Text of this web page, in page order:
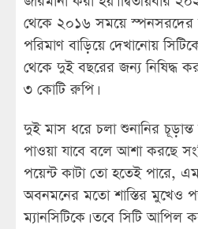
থেকে ২০১৬ সময়ে স্পনসরদের
পরিমাণ বাড়িয়ে দেখানোয়
থেকে দুই বছরের জন্য নিষিদ্ধ
৩ কোটি রুপি।
দুই মাস ধরে চলা শুনানির
পাওয়া যাবে বলে আশা করছে
পয়েন্ট কাটা তো হতেই পারে,
অবনমনের মতো শাস্তির মুখেও
ম্যানসিটিকে। তবে সিটি